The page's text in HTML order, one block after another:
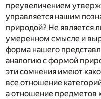
преувеличением
управляется нашим
природой? Не является
умеренном смысле и
форма нашего
аналогию с формой
эти сомнения имеют
все отношение
а отношение предметов